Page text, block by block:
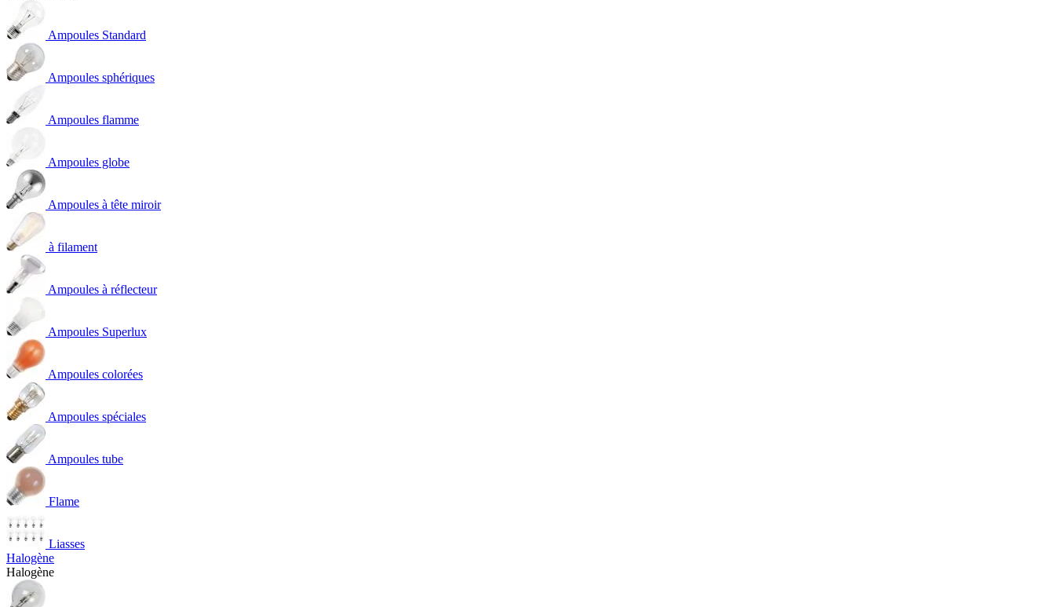
Ampoules Standard
Ampoules sphériques
Ampoules flamme
Ampoules globe
Ampoules à tête miroir
à filament
Ampoules à réflecteur
Ampoules Superlux
Ampoules colorées
Ampoules spéciales
Ampoules tube
Flame
Liasses
Halogène
Halogène